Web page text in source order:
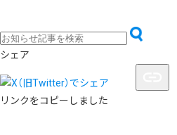
シェア
リンクをコピーしました